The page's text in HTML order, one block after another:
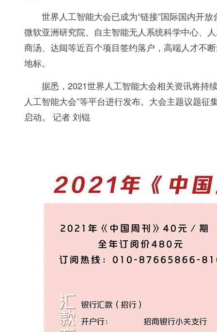
世界人工智能大会已成为“链接”国际国内开放
微软亚洲研究院、自主智能无人系统科学中心、
商汤、达闼等近百个项目签约落户，高端人才不
地标。
据悉，2021世界人工智能大会相关资讯将持
人工智能大会”等平台进行发布。大会主题议题
启动。 记者 刘锟